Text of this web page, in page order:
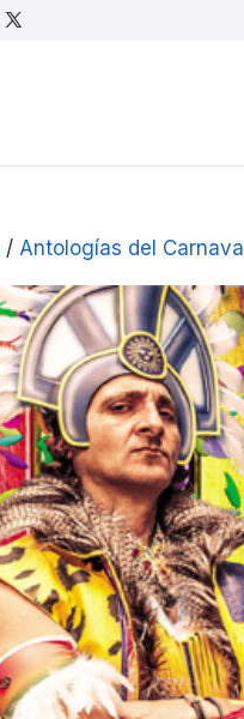
/ Antologías del Carnaval